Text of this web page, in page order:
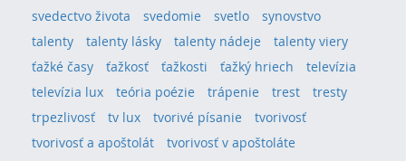
svedectvo života
svedomie svetlo
synovstvo
talenty
talenty lásky talenty nádeje
talenty viery
ťažké časy
ťažkosť ťažkosti ťažký hriech
televízia
televízia lux
teória poézie trápenie trest
tresty
trpezlivosť
tv lux tvorivé písanie
tvorivosť
tvorivosť a apoštolát
tvorivosť v apoštoláte